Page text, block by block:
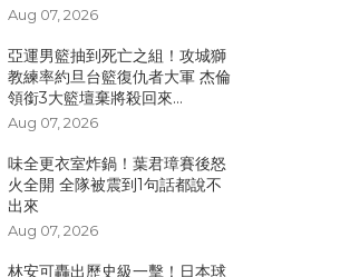
Aug 07, 2026
亞運男籃抽到死亡之組！攻城獅
教練率約旦台籃復仇者大軍 杰倫
領銜3大籃壇棄將殺回來...
Aug 07, 2026
味全更衣室炸鍋！葉君璋賽後怒
火全開 全隊被震到1句話都說不
出來
Aug 07, 2026
林安可轟出歷史級一擊！日本球